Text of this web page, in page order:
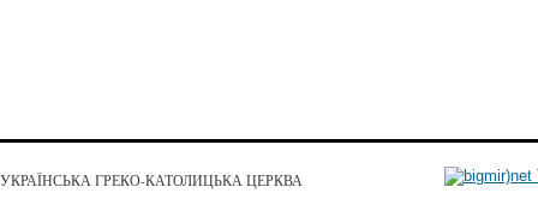
УКРАЇНСЬКА ГРЕКО-КАТОЛИЦЬКА ЦЕРКВА